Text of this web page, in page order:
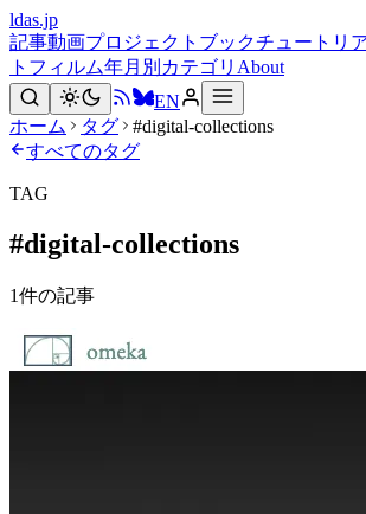
ldas.jp
記事動画プロジェクト ブックチュートリ
トフィルム年月別 カテゴリ About
EN
ホーム
タグ
#digital-collections
すべてのタグ
TAG
#digital-collections
1件の記事